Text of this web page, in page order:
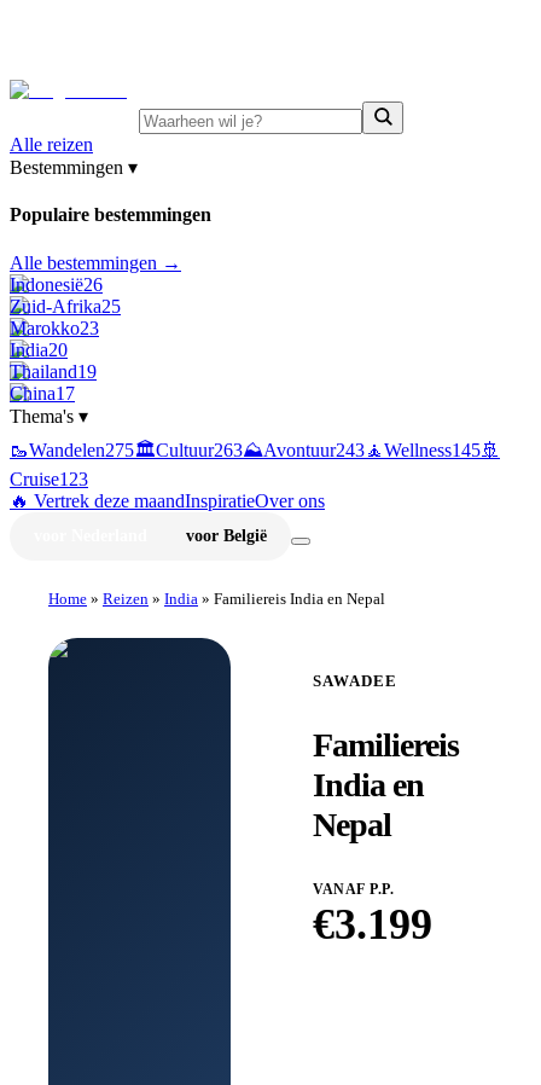
Alle reizen
Bestemmingen ▾
Populaire bestemmingen
Alle bestemmingen →
Indonesië26
Zuid-Afrika25
Marokko23
India20
Thailand19
China17
Thema's ▾
🥾Wandelen275🏛️Cultuur263⛰️Avontuur243🧘Wellness145🚢
Cruise123
🔥 Vertrek deze maandInspiratieOver ons
voor België
Home » Reizen » India » Familiereis India en Nepal
SAWADEE
Familiereis
India en
Nepal
VANAF P.P.
€3.199